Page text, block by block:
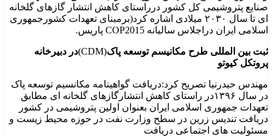
صنایع پتروشیمی کل کشور درراستای کاهش انتشار گازهای گلخانه
ای تا سال ۲۰۳۰ میلادی اشاره کرد(برمبنای تعهدات کشورجمهوری
اسلامی ایران دراجلاس سالیانه COP2015 پاریس.
ثبت بین المللی طرح مکانیسم توسعه پاک(CDM)
در دبیرخانه
پروتکل کیوتو
مهندس حیدرنیا تصریح کرد:دریافت گواهینامه مکانسیم توسعه پاک
در سال ۱۳۹۶در راستای کاهش انتشارگازهای گلخانه ای مطابق
تعهدات جمهوری اسلامی ایران بعنوان اولین پتروشیمی در کشور
دریافت تندیس زرین در سطح وزارت نفت در حوزه محیط زیست و
مسئولیت های اجتماعی دریافت